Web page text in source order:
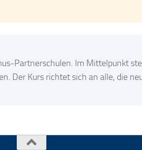
Partnerschulen. Im Mittelpunkt
Der Kurs richtet sich an alle, die